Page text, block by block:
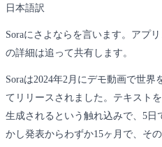
日本語訳
Soraにさよならを言います。アプ
の詳細は追って共有します。
Soraは2024年2月にデモ動画で世界
てリリースされました。テキスト
生成されるという触れ込みで、5日
かし発表からわずか15ヶ月で、そ